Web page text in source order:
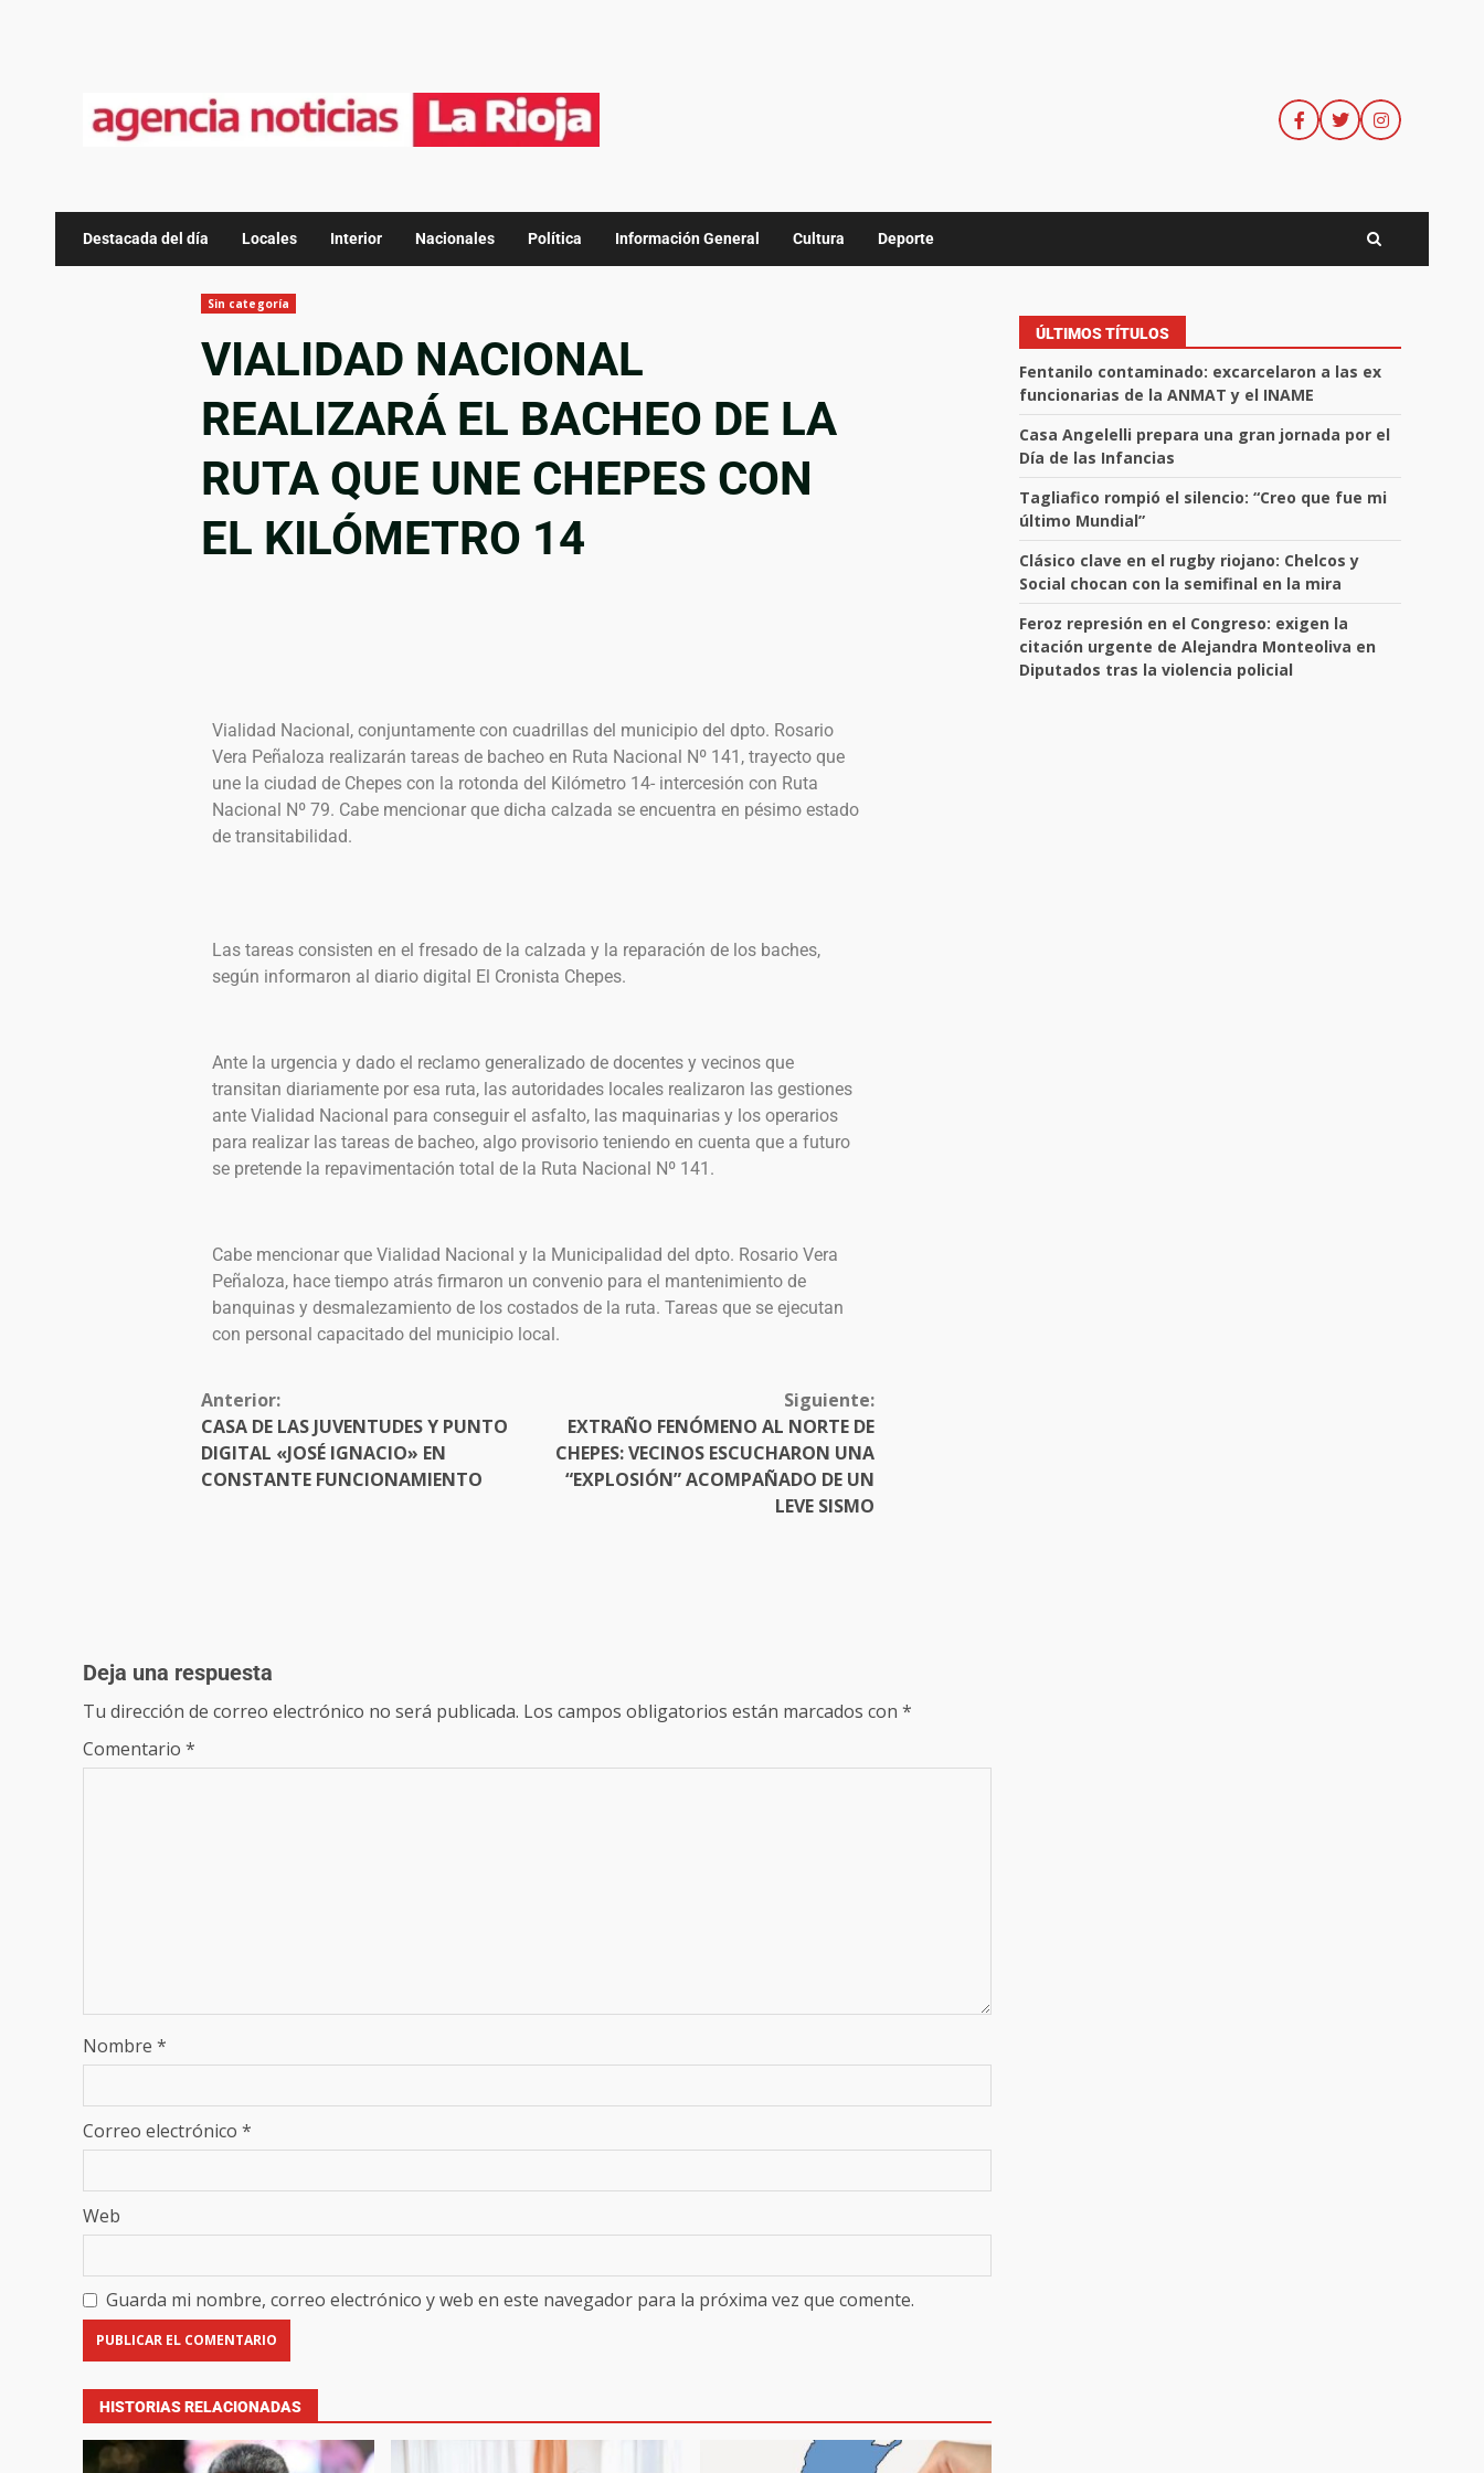
Destacada del día Locales Interior Nacionales Política Información General Cultura Deporte
Sin categoría
VIALIDAD NACIONAL
REALIZARÁ EL BACHEO DE LA
RUTA QUE UNE CHEPES CON
EL KILÓMETRO 14
Vialidad Nacional, conjuntamente con cuadrillas del municipio del dpto. Rosario
Vera Peñaloza realizarán tareas de bacheo en Ruta Nacional Nº 141, trayecto que
une la ciudad de Chepes con la rotonda del Kilómetro 14- intercesión con Ruta
Nacional Nº 79. Cabe mencionar que dicha calzada se encuentra en pésimo estado
de transitabilidad.
Las tareas consisten en el fresado de la calzada y la reparación de los baches,
según informaron al diario digital El Cronista Chepes.
Ante la urgencia y dado el reclamo generalizado de docentes y vecinos que
transitan diariamente por esa ruta, las autoridades locales realizaron las gestiones
ante Vialidad Nacional para conseguir el asfalto, las maquinarias y los operarios
para realizar las tareas de bacheo, algo provisorio teniendo en cuenta que a futuro
se pretende la repavimentación total de la Ruta Nacional Nº 141.
Cabe mencionar que Vialidad Nacional y la Municipalidad del dpto. Rosario Vera
Peñaloza, hace tiempo atrás firmaron un convenio para el mantenimiento de
banquinas y desmalezamiento de los costados de la ruta. Tareas que se ejecutan
con personal capacitado del municipio local.
Anterior:
CASA DE LAS JUVENTUDES Y PUNTO
DIGITAL «JOSÉ IGNACIO» EN
CONSTANTE FUNCIONAMIENTO
Siguiente:
EXTRAÑO FENÓMENO AL NORTE DE
CHEPES: VECINOS ESCUCHARON UNA
“EXPLOSIÓN” ACOMPAÑADO DE UN
LEVE SISMO
Deja una respuesta
Tu dirección de correo electrónico no será publicada. Los campos obligatorios están marcados con *
Comentario *
Nombre *
Correo electrónico *
Web
Guarda mi nombre, correo electrónico y web en este navegador para la próxima vez que comente.
HISTORIAS RELACIONADAS
ÚLTIMOS TÍTULOS
Fentanilo contaminado: excarcelaron a las ex
funcionarias de la ANMAT y el INAME
Casa Angelelli prepara una gran jornada por el
Día de las Infancias
Tagliafico rompió el silencio: “Creo que fue mi
último Mundial”
Clásico clave en el rugby riojano: Chelcos y
Social chocan con la semifinal en la mira
Feroz represión en el Congreso: exigen la
citación urgente de Alejandra Monteoliva en
Diputados tras la violencia policial